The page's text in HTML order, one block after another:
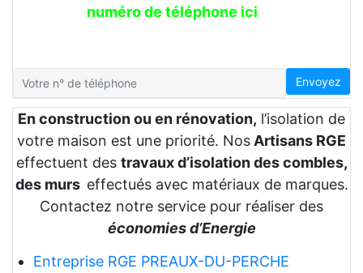
numéro de téléphone ici
Envoyez
En construction ou en rénovation, l’isolation de
votre maison est une priorité. Nos Artisans RGE
effectuent des travaux d’isolation des combles,
des murs effectués avec matériaux de marques.
Contactez notre service pour réaliser des
économies d’Energie
Entreprise RGE PREAUX-DU-PERCHE